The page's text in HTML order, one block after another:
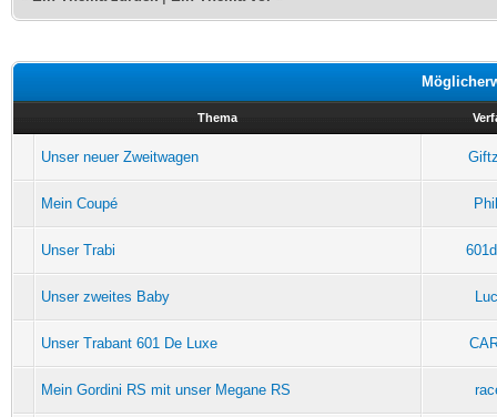
Thema
Unser neuer Zweitwagen
Mein Coupé
Unser Trabi
Unser zweites Baby
Unser Trabant 601 De Luxe
Mein Gordini RS mit unser Megane RS